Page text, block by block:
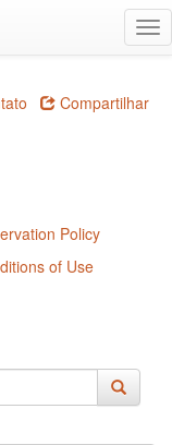
Compartilhar
Policy
of Use